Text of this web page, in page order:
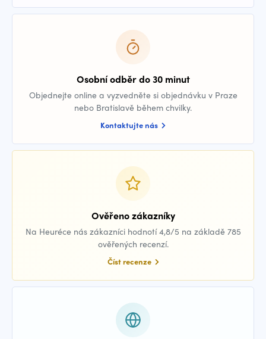
Osobní odběr do 30 minut
Objednejte online a vyzvedněte si objednávku v Praze
nebo Bratislavě během chvilky.
Kontaktujte nás
Ověřeno zákazníky
Na Heuréce nás zákazníci hodnotí 4,8/5 na základě 785
ověřených recenzí.
Číst recenze